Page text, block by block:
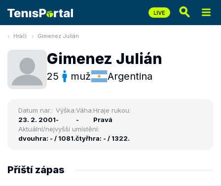
Hráči Gimenez Julián
Gimenez Julián
25 muž Argentina
Datum nar.:
23. 2. 2001
Výška:
-
Váha:
-
Hraje rukou:
Pravá
Aktuální/nejvyšší umístění:
dvouhra: - / 1081.čtyřhra: - / 1322.
Příští zápas